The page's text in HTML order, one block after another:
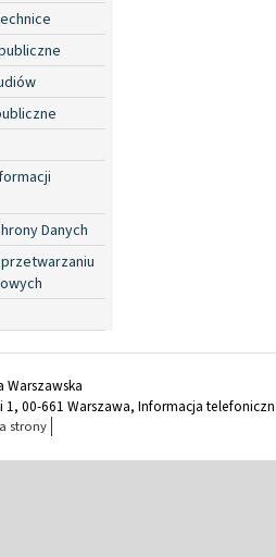
Danych
1, 00-661 Warszawa, Informacja
strony